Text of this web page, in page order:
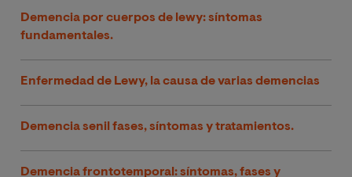
Demencia por cuerpos de lewy: síntomas
fundamentales.
Enfermedad de Lewy, la causa de varias demencias
Demencia senil fases, síntomas y tratamientos.
Demencia frontotemporal: síntomas, fases y